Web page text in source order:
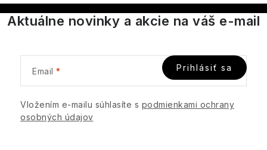
e
p
k
o
Aktuálne novinky a akcie na váš e-mail
Email
Vložením e-mailu súhlasíte s podmienkami ochrany
osobných údajov
Prihlásiť sa